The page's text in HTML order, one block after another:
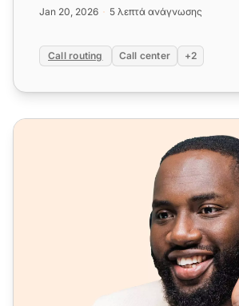
Jan 20, 2026 5 λεπτά ανάγνωσης
Call routing Call center +2
Επαγγελματικό λογισμικό εγγραφής